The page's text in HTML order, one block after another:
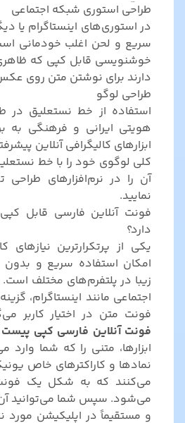
طراحی استوری شبکه اجتماعی
در استوری‌های اینستاگرام یا
سریع و لحن اغلب خودمانی
خوشنویسی قابل کپی که ظاهری
دارند برای نوشتن متن روی عکس
طراحی لوگو
استفاده از خط نستعلیق در
هویتی ایرانی و فرهنگی به
ابزارهای کالیگرافی آنلاین
کلی لوگوی خود را با خط
آن را در نرم‌افزارهای
نمایید.
فونت آنلاین فارسی قابل
دارد؟
یکی از پرتکرارترین نیازهای
امکان استفاده سریع و
زیبا در پلتفرم‌های مختلف
اجتماعی مانند اینستاگرام،
فونت متن در اختیار کاربر
فونت آنلاین فارسی کپی پیست
ابزارها، متنی را که شما وارد
نمادها و کاراکترهای خاص
می‌کنند که به شکل یک
می‌شود. سپس شما می‌توانید
و مستقیماً در اپلیکیشن